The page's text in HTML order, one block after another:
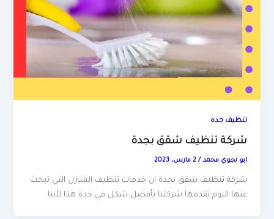
تنظيف جده
شركة تنظيف شقق بجدة
ابو نجوي محمد/2 مارس، 2023
شركة تنظيف شقق بجدة ان خدمات تنظيف المنازل التي تبحث
عنها اليوم تقدمها شركتنا بأفضل شكل في جدة هذا لأننا